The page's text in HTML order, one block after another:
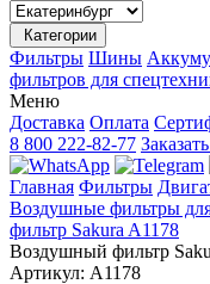
Категории
Фильтры Шины
фильтров для
Меню
Доставка Оплата
8 800 222-82-77
Главная Фильтры
Воздушные фильтры
фильтр Sakura A1178
Воздушный фильтр
Артикул: A1178